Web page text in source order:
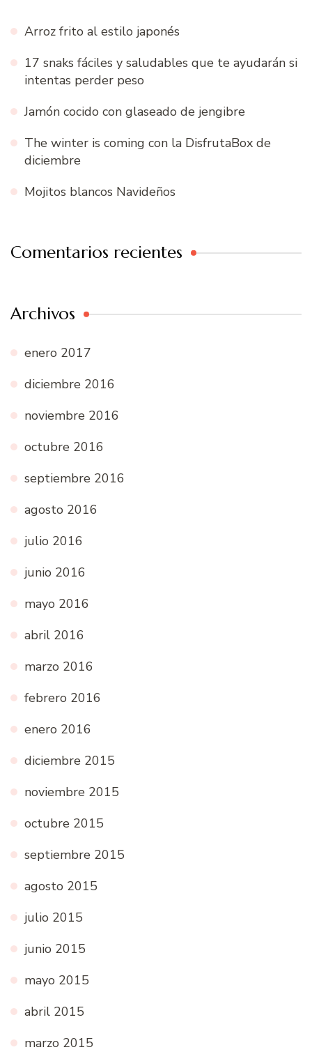
Arroz frito al estilo japonés
17 snaks fáciles y saludables que te ayudarán si
intentas perder peso
Jamón cocido con glaseado de jengibre
The winter is coming con la DisfrutaBox de
diciembre
Mojitos blancos Navideños
Comentarios recientes
Archivos
enero 2017
diciembre 2016
noviembre 2016
octubre 2016
septiembre 2016
agosto 2016
julio 2016
junio 2016
mayo 2016
abril 2016
marzo 2016
febrero 2016
enero 2016
diciembre 2015
noviembre 2015
octubre 2015
septiembre 2015
agosto 2015
julio 2015
junio 2015
mayo 2015
abril 2015
marzo 2015